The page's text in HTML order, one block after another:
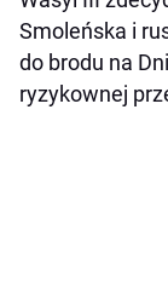
Smoleńska i
do brodu na
ryzykownej